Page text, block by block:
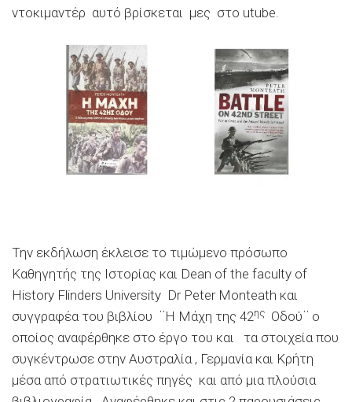
ντοκιμαντέρ αυτό βρίσκεται μες στο utube.
Την εκδήλωση έκλεισε το τιμώμενο πρόσωπο
Καθηγητής της Ιστορίας και Dean of the faculty of
History Flinders University Dr Peter Monteath και
συγγραφέα του βιβλίου ΄΄Η Μάχη της 42ης Οδού΄΄ ο
οποίος αναφέρθηκε στο έργο του και τα στοιχεία που
συγκέντρωσε στην Αυστραλία , Γερμανία και Κρήτη
μέσα από στρατιωτικές πηγές και από μια πλούσια